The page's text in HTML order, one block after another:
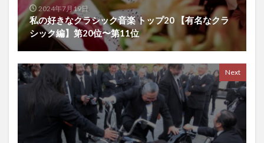
2024年7月19日
私の好きなクラシック音楽 トップ20 【有名なクラ
シック編】第20位〜第11位
Next